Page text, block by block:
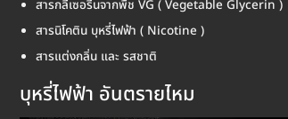
สารกลีเซอรีนจากพืช VG ( Vegetable Glycerin )
สารนิโคติน บุหรี่ไฟฟ้า ( Nicotine )
สารแต่งกลิ่น และ รสชาติ
บุหรี่ไฟฟ้า อันตรายไหม